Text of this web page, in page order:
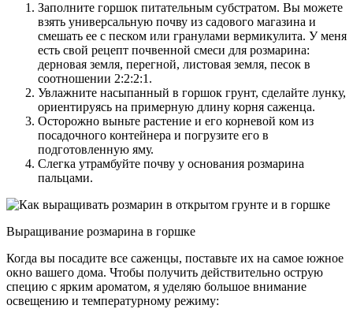
Заполните горшок питательным субстратом. Вы можете
взять универсальную почву из садового магазина и
смешать ее с песком или гранулами вермикулита. У меня
есть свой рецепт почвенной смеси для розмарина:
дерновая земля, перегной, листовая земля, песок в
соотношении 2:2:2:1.
Увлажните насыпанный в горшок грунт, сделайте лунку,
ориентируясь на примерную длину корня саженца.
Осторожно выньте растение и его корневой ком из
посадочного контейнера и погрузите его в
подготовленную яму.
Слегка утрамбуйте почву у основания розмарина
пальцами.
Выращивание розмарина в горшке
Когда вы посадите все саженцы, поставьте их на самое южное
окно вашего дома. Чтобы получить действительно острую
специю с ярким ароматом, я уделяю большое внимание
освещению и температурному режиму: